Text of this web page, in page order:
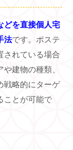
どを直接個人宅
法です。ポステ
されている場合
建物の種類、
戦略的にターゲ
ことが可能で